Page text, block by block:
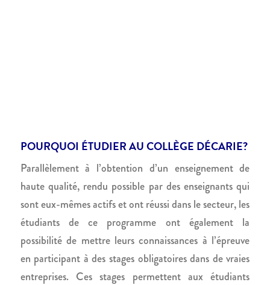
POURQUOI ÉTUDIER AU COLLÈGE DÉCARIE?
Parallèlement à l’obtention d’un enseignement de
haute qualité, rendu possible par des enseignants qui
sont eux-mêmes actifs et ont réussi dans le secteur, les
étudiants de ce programme ont également la
possibilité de mettre leurs connaissances à l’épreuve
en participant à des stages obligatoires dans de vraies
entreprises. Ces stages permettent aux étudiants